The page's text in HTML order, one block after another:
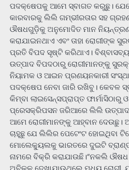
ପଦକ୍ଷେପକୁ ଆମେ ସ୍ବାଗତ କରୁଛୁ।
କାରବାରକୁ ଲିଲି ଗମ୍ଭୀରତାର ସହ
ଔଷଧଗୁଡ଼ିକୁ ଅନୁମୋଦିତ ମାନ
କରାଯାଇନଥାଏ ଏବଂ ତାହା ରୋଗୀଙ୍କ
ପ୍ରତି ବିପଦ ସୃଷ୍ଟି କରିଥାଏ।
ଉତ୍ପାଦ ବିପଦଠାରୁ ରୋଗୀମାନଙ୍କୁ
ନିୟାମକ ଓ ଆଇନ ପ୍ରଣୟନକାରୀ
ପଦକ୍ଷେପ ନେବା ଜାରି ରଖିବୁ। କେବଳ
କିମ୍ବା ଲାଇସେନ୍ସପ୍ରାପ୍ତ ଫାର୍ମାସିଠାରୁ
ପ୍ରେସକ୍ରିପସନ ଜରିଆରେ ଲିଲି ଉତ୍ପାଦ
ଆମେ ରୋଗୀମାନଙ୍କୁ ଆହ୍ବାନ ଦେଉଛୁ।
ଚାହୁଛୁ ଯେ ଲିଲିର ପେଟେଂଟ ହୋଇଥିବା
ମୋଲେକ୍ୟୁଲକୁ ଭାରତରେ ଦୁଇଟି
ନାମରେ ବିକ୍ରି କରାଯାଉଛି।“ନକଲି